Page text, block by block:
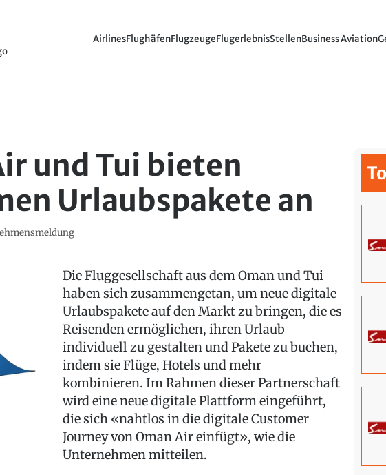
AirlinesFlughäfenFlugzeugeFlugerlebnisStellenBusiness Aviation
und Tui bieten
Urlaubspakete an
Die Fluggesellschaft aus dem Oman und Tui
haben sich zusammengetan, um neue digitale
Urlaubspakete auf den Markt zu bringen, die es
Reisenden ermöglichen, ihren Urlaub
individuell zu gestalten und Pakete zu buchen,
indem sie Flüge, Hotels und mehr
kombinieren. Im Rahmen dieser Partnerschaft
wird eine neue digitale Plattform eingeführt,
die sich «nahtlos in die digitale Customer
Journey von Oman Air einfügt», wie die
Unternehmen mitteilen.